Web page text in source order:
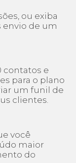
ou exiba
envio de um
contatos e
para o plano
um funil de
clientes.
você
maior
do